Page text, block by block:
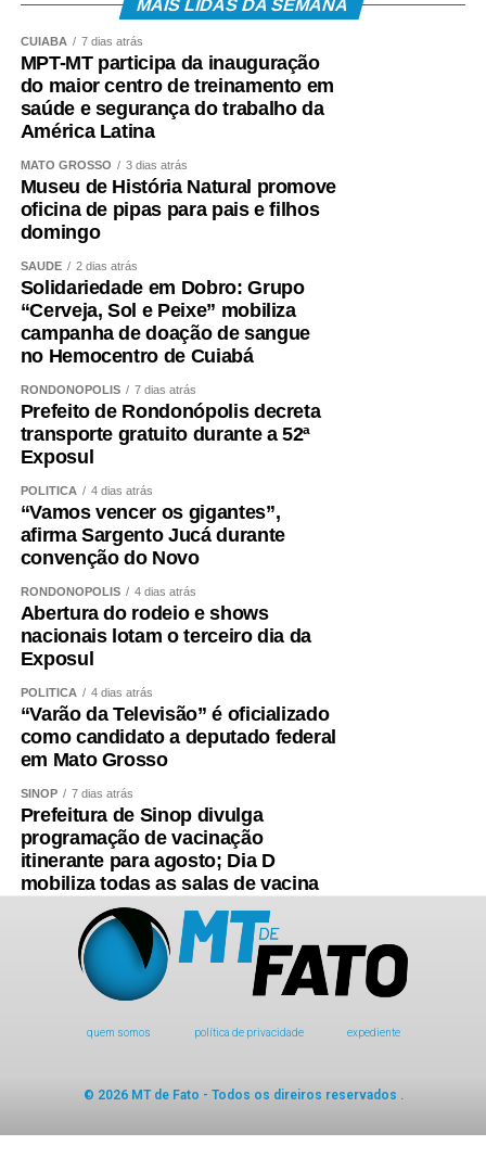
MAIS LIDAS DA SEMANA
CUIABÁ 7 dias atrás
MPT-MT participa da inauguração
do maior centro de treinamento em
saúde e segurança do trabalho da
América Latina
MATO GROSSO 3 dias atrás
Museu de História Natural promove
oficina de pipas para pais e filhos
domingo
SAÚDE 2 dias atrás
Solidariedade em Dobro: Grupo
“Cerveja, Sol e Peixe” mobiliza
campanha de doação de sangue
no Hemocentro de Cuiabá
RONDONÓPOLIS 7 dias atrás
Prefeito de Rondonópolis decreta
transporte gratuito durante a 52ª
Exposul
POLÍTICA 4 dias atrás
“Vamos vencer os gigantes”,
afirma Sargento Jucá durante
convenção do Novo
RONDONÓPOLIS 4 dias atrás
Abertura do rodeio e shows
nacionais lotam o terceiro dia da
Exposul
POLÍTICA 4 dias atrás
“Varão da Televisão” é oficializado
como candidato a deputado federal
em Mato Grosso
SINOP 7 dias atrás
Prefeitura de Sinop divulga
programação de vacinação
itinerante para agosto; Dia D
mobiliza todas as salas de vacina
quem somos política de privacidade expediente
© 2026 MT de Fato - Todos os direiros reservados .